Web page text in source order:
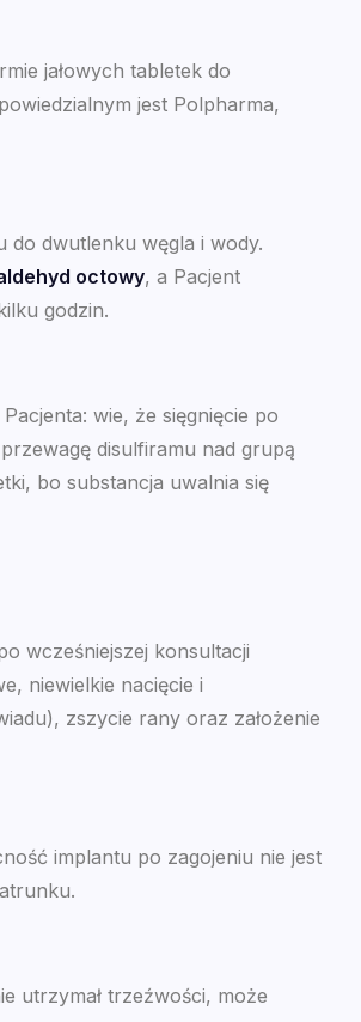
jałowych tabletek do
jest Polpharma,
do dwutlenku węgla i wody.
octowy, a Pacjent
godzin.
wie, że sięgnięcie po
disulfiramu nad grupą
bo substancja uwalnia się
wcześniejszej konsultacji
niewielkie nacięcie i
zszycie rany oraz założenie
implantu po zagojeniu nie jest
utrzymał trzeźwości, może